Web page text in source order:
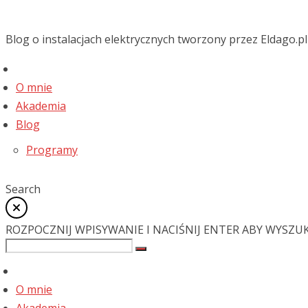
Blog o instalacjach elektrycznych tworzony przez Eldago.pl
O mnie
Akademia
Blog
Programy
Search
ROZPOCZNIJ WPISYWANIE I NACIŚNIJ ENTER ABY
O mnie